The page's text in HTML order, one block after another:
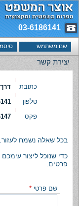
03-6186141
יצירת קשר
כתובת
דרך בן
טלפון
פקס
בכל שאלה נשמח לעזור.
כדי שנוכל ליצור
פרטים.
שם פרטי *